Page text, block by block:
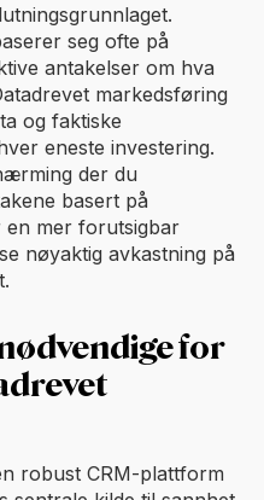
seg ofte på
antakelser om hva
markedsføring
og faktiske
eneste investering.
der du
basert på
en mer forutsigbar
nøyaktig avkastning på
for
robust CRM-plattform